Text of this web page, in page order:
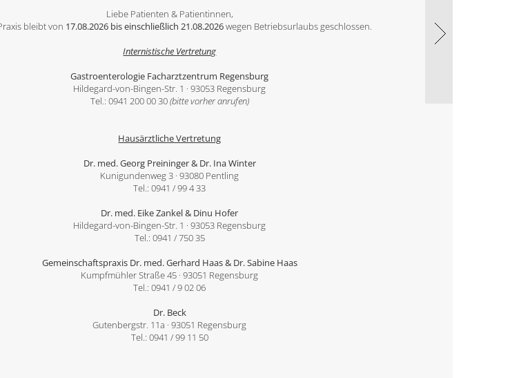
Liebe Patienten & Patientinnen,
bleibt von 17.08.2026 bis einschließlich 21.08.2026wegen Betriebsurlaubs geschlossen.
Internistische Vertretung
Gastroenterologie Facharztzentrum Regensburg
Hildegard-von-Bingen-Str. 1 · 93053 Regensburg
Tel.: 0941 200 00 30(bitte vorher anrufen)
Hausärztliche Vertretung
Dr. med. Georg Preininger & Dr. Ina Winter
Kunigundenweg 3 · 93080 Pentling
Tel.: 0941 / 99 4 33
Dr. med. Eike Zankel & Dinu Hofer
Hildegard-von-Bingen-Str. 1 · 93053 Regensburg
Tel.: 0941 / 750 35
Gemeinschaftspraxis Dr. med. Gerhard Haas & Dr. Sabine Haas
Kumpfmühler Straße 45 · 93051 Regensburg
Tel.: 0941 / 9 02 06
Dr. Beck
Gutenbergstr. 11a · 93051 Regensburg
Tel.: 0941 / 99 11 50